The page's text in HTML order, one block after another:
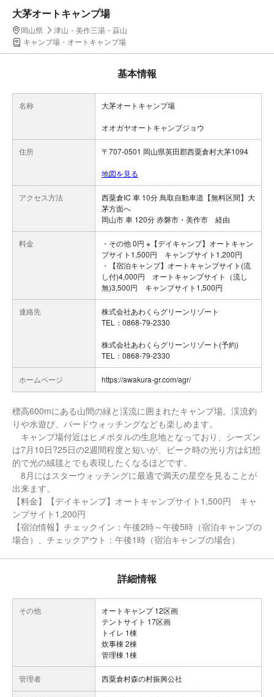
大茅オートキャンプ場
岡山県
津山・美作三湯・蒜山
キャンプ場・オートキャンプ場
基本情報
名称 大茅オートキャンプ場
オオガヤオートキャンプジョウ
住所 〒707-0501 岡山県英田郡西粟倉村大茅1094
地図を見る
アクセス方法
西粟倉IC 車 10分 鳥取自動車道【無料区間】大
茅方面へ
岡山市 車 120分 赤磐市・美作市 経由
料金
・その他 0円 ※【デイキャンプ】オートキャン
プサイト1,500円 キャンプサイト1,200円
・【宿泊キャンプ】オートキャンプサイト(流
し付)4,000円 オートキャンプサイト（流し
無)3,500円 キャンプサイト1,500円
連絡先
株式会社あわくらグリーンリゾート
TEL：0868-79-2330
株式会社あわくらグリーンリゾート(予約)
TEL：0868-79-2330
ホームページ https://awakura-gr.com/agr/
標高600mにある山間の緑と渓流に囲まれたキャンプ場。渓流釣
りや水遊び、バードウォッチングなども楽しめます。
キャンプ場付近はヒメボタルの生息地となっており、シーズン
は7月10日?25日の2週間程度と短いが、ピーク時の光り方は幻想
的で光の絨毯とでも表現したくなるほどです。
8月にはスターウォッチングに最適で満天の星空を見ることが
出来ます。
【料金】【デイキャンプ】オートキャンプサイト1,500円 キャ
ンプサイト1,200円
【宿泊情報】チェックイン：午後2時～午後5時（宿泊キャンプの
場合）、チェックアウト：午後1時（宿泊キャンプの場合）
詳細情報
その他
オートキャンプ 12区画
テントサイト 17区画
トイレ 1棟
炊事棟 2棟
管理棟 1棟
管理者 西粟倉村森の村振興公社